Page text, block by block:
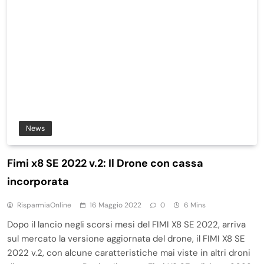
News
Fimi x8 SE 2022 v.2: Il Drone con cassa
incorporata
RisparmiaOnline 16 Maggio 2022 0 6 Mins
Dopo il lancio negli scorsi mesi del FIMI X8 SE 2022, arriva
sul mercato la versione aggiornata del drone, il FIMI X8 SE
2022 v.2, con alcune caratteristiche mai viste in altri droni